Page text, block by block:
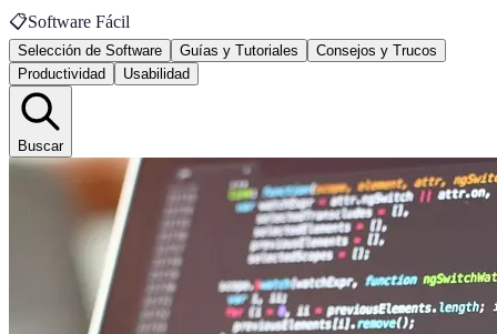
📋Software Fácil
Selección de Software Guías y Tutoriales
Consejos y Trucos
Productividad
Usabilidad
Buscar